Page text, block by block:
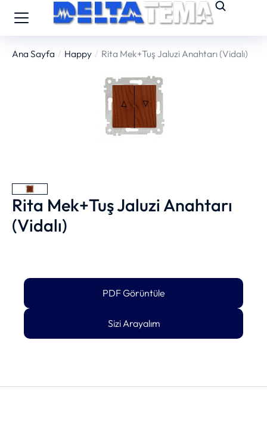
You are here:
Ana Sayfa Happy Rita Mek+Tuş Jaluzi Anahtarı (Vidalı)
Rita Mek+Tuş Jaluzi Anahtarı
(Vidalı)
PDF Görüntüle
Sizi Arayalım